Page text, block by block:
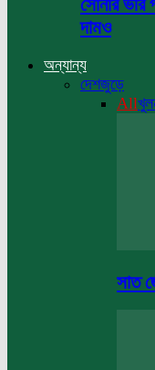
সোনার ভরি
দামও
অন্যান্য
দেশজুড়ে
All
সাত